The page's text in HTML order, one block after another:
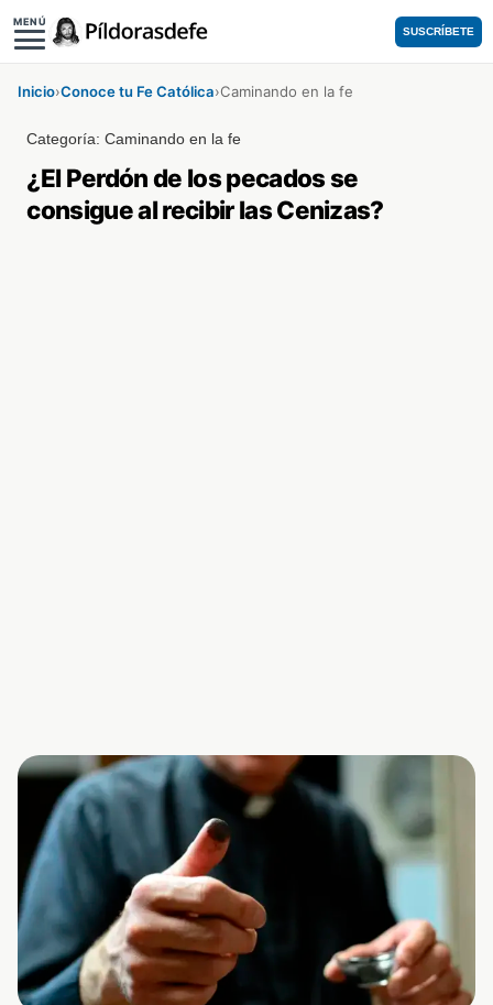
MENÚ
SUSCRÍBETE
Inicio›Conoce tu Fe Católica›Caminando en la fe
Categoría:Caminando en la fe
¿El Perdón de los pecados se
consigue al recibir las Cenizas?